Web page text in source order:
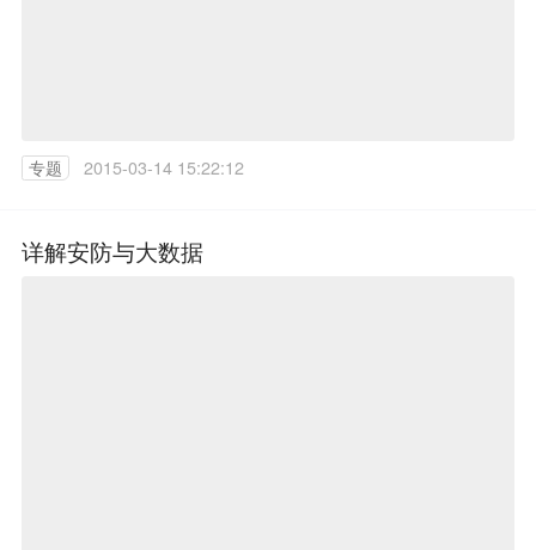
专题 2015-03-14 15:22:12
详解安防与大数据